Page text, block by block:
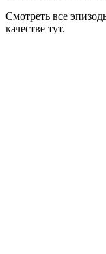
Смотреть все
качестве тут.